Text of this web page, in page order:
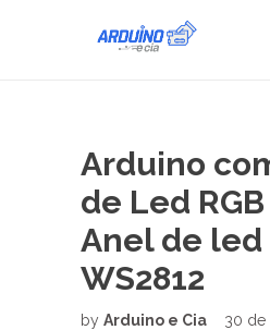
Arduino
de Led RGB
Anel de led
WS2812
by Arduino e Cia 30 de